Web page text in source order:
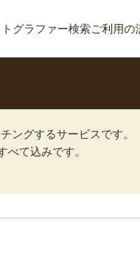
グラファー検索ご利用の
ングするサービスです。
て込みです。